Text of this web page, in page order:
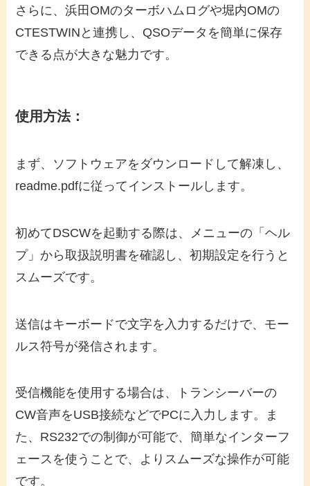
さらに、浜田OMのターボハムログや堀内OMの
CTESTWINと連携し、QSOデータを簡単に保存
できる点が大きな魅力です。
使用方法：
まず、ソフトウェアをダウンロードして解凍し、
readme.pdfに従ってインストールします。
初めてDSCWを起動する際は、メニューの「ヘル
プ」から取扱説明書を確認し、初期設定を行うと
スムーズです。
送信はキーボードで文字を入力するだけで、モー
ルス符号が発信されます。
受信機能を使用する場合は、トランシーバーの
CW音声をUSB接続などでPCに入力します。ま
た、RS232での制御が可能で、簡単なインターフ
ェースを使うことで、よりスムーズな操作が可能
です。